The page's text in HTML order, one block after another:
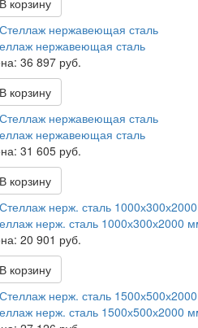
В корзину
нержавеющая сталь
36 897 руб.
В корзину
нержавеющая сталь
31 605 руб.
В корзину
нерж. сталь 1000х300х2000
20 901 руб.
В корзину
нерж. сталь 1500х500х2000